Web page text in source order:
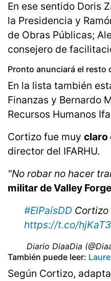
En ese sentido Doris
la Presidencia y
de Obras Públicas;
consejero de
Pronto anunciará el resto
En la lista también
Finanzas y Bernardo
Recursos Humanos
Cortizo fue muy claro
director del IFARHU.
"No robar no hacer
militar de Valley
#ElPaísDD Cortizo
https://t.co/
 Diario DiaaDia
También puede leer:
Según Cortizo,